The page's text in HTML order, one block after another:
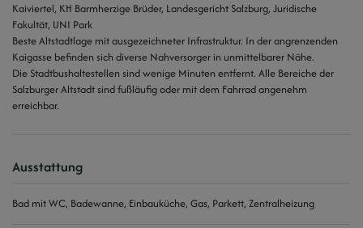
Kaiviertel, KH Barmherzige Brüder, Landesgericht Salzburg, Juridische
Fakultät, UNI Park
Beste Altstadtlage mit ausgezeichneter Infrastruktur. In der angrenzenden
Kaigasse befinden sich diverse Nahversorger in unmittelbarer Nähe.
Die Stadtbushaltestellen sind wenige Minuten entfernt. Alle Bereiche der
Salzburger Altstadt sind fußläufig oder mit dem Fahrrad angenehm
erreichbar.
Ausstattung
Bad mit WC Badewanne Einbauküche Gas Parkett Zentralheizung